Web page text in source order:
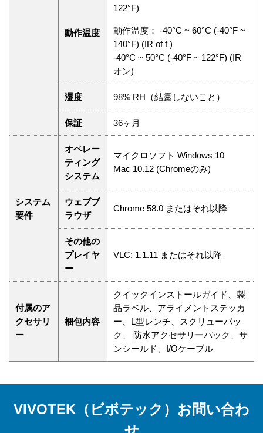
動作温度
122°F)
動作温度： -40°C ~ 60°C (-40°F ~
140°F) (IR of f )
-40°C ~ 50°C (-40°F ~ 122°F) (IR
オン)
湿度 98% RH（結露しないこと）
保証 36ヶ月
システム
要件
オペレー
ティング
システム
マイクロソフト Windows 10
Mac 10.12 (Chromeのみ)
ウェブブ
ラウザ
Chrome 58.0 またはそれ以降
その他の
プレイヤ
ー
VLC: 1.1.11 またはそれ以降
付属のア
クセサリ
ー
梱包内容
クイックインストールガイド、製
品ラベル、アライメントステッカ
ー、L型レンチ、スクリューパッ
ク、 防水アクセサリーパック、サ
ンシールド、I/Oケーブル
VIVOTEK（ビボテック）お問い合わ